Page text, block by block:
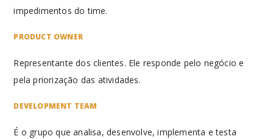
impedimentos do time.
PRODUCT OWNER
Representante dos clientes. Ele responde pelo negócio e
pela priorização das atividades.
DEVELOPMENT TEAM
É o grupo que analisa, desenvolve, implementa e testa